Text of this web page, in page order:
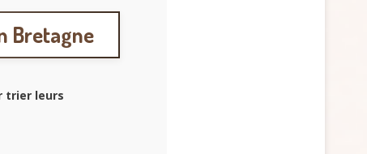
Bretagne
trier leurs